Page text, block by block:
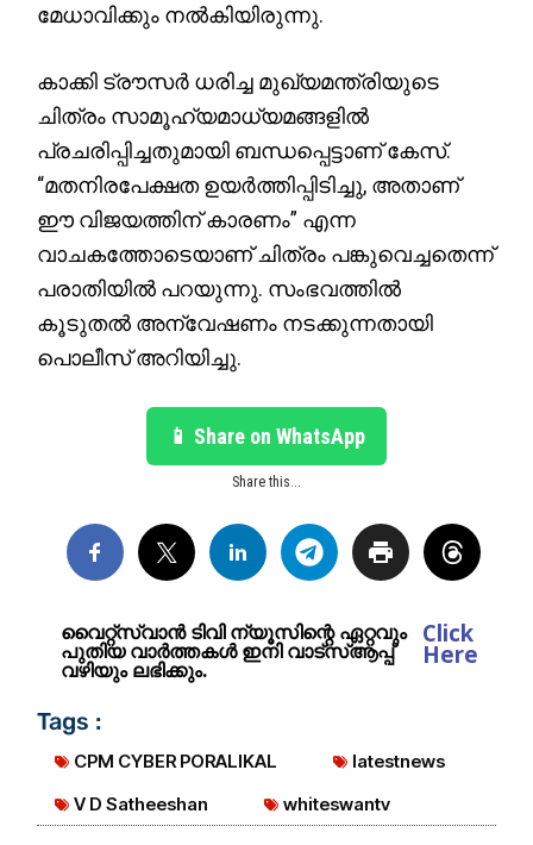
മേധാവിക്കും നൽകിയിരുന്നു.
കാക്കി ട്രൗസർ ധരിച്ച മുഖ്യമന്ത്രിയുടെ
ചിത്രം സാമൂഹ്യമാധ്യമങ്ങളിൽ
പ്രചരിപ്പിച്ചതുമായി ബന്ധപ്പെട്ടാണ് കേസ്.
“മതനിരപേക്ഷത ഉയർത്തിപ്പിടിച്ചു, അതാണ്
ഈ വിജയത്തിന് കാരണം” എന്ന
വാചകത്തോടെയാണ് ചിത്രം പങ്കുവെച്ചതെന്ന്
പരാതിയിൽ പറയുന്നു. സംഭവത്തിൽ
കൂടുതൽ അന്വേഷണം നടക്കുന്നതായി
പൊലീസ് അറിയിച്ചു.
📱 Share on WhatsApp
Share this...
വൈറ്റ്സ്വാൻ ടിവി ന്യൂസിന്റെ ഏറ്റവും
പുതിയ വാർത്തകൾ ഇനി വാട്സ്ആപ്പ്
വഴിയും ലഭിക്കും.
Click
Here
Tags :
CPM CYBER PORALIKAL
latestnews
V D Satheeshan
whiteswantv